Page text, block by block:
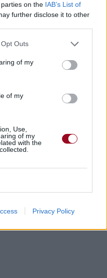
on the IAB’s List of
further disclose it to other
Outs
of my
of my
Use,
of my
with the
Privacy Policy